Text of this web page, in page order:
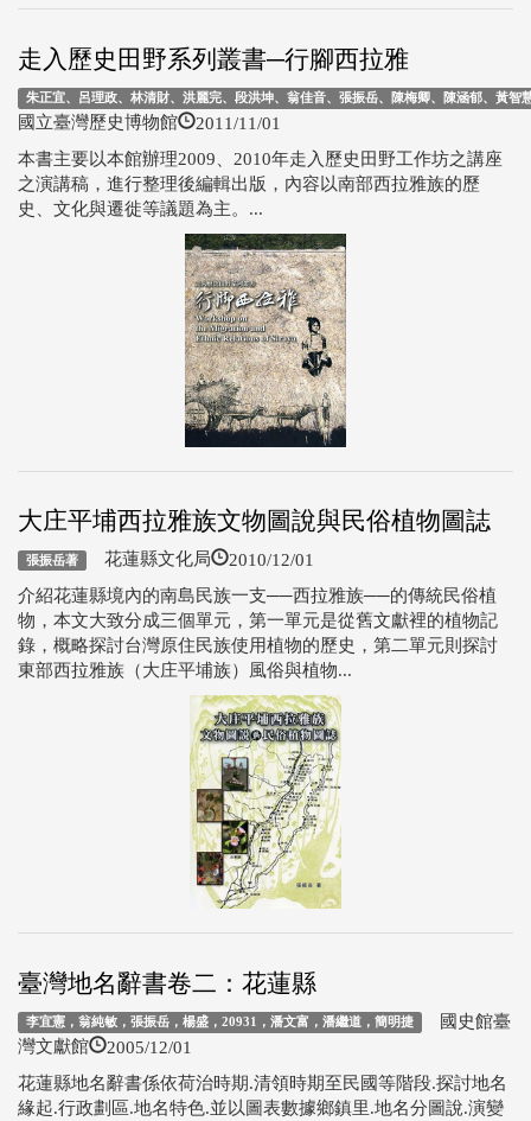
走入歷史田野系列叢書─行腳西拉雅
朱正宜、呂理政、林清財、洪麗完、段洪坤、翁佳音、張振岳、陳梅卿、陳涵郁、黃智
國立臺灣歷史博物館 2011/11/01
本書主要以本館辦理2009、2010年走入歷史田野工作坊之講座
之演講稿，進行整理後編輯出版，內容以南部西拉雅族的歷
史、文化與遷徙等議題為主。...
大庄平埔西拉雅族文物圖說與民俗植物圖誌
張振岳著 花蓮縣文化局 2010/12/01
介紹花蓮縣境內的南島民族一支──西拉雅族──的傳統民俗植
物，本文大致分成三個單元，第一單元是從舊文獻裡的植物記
錄，概略探討台灣原住民族使用植物的歷史，第二單元則探討
東部西拉雅族（大庄平埔族）風俗與植物...
臺灣地名辭書卷二：花蓮縣
李宜憲，翁純敏，張振岳，楊盛，20931，潘文富，潘繼道，簡明捷 國史館臺
灣文獻館
2005/12/01
花蓮縣地名辭書係依荷治時期.清領時期至民國等階段.探討地名
緣起.行政劃區.地名特色.並以圖表數據鄉鎮里.地名分圖說.演變